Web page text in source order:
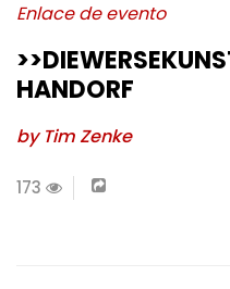
Enlace de evento
HANDORF
by Tim Zenke
173